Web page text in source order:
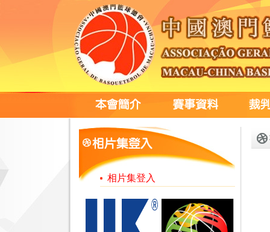
相片集登入